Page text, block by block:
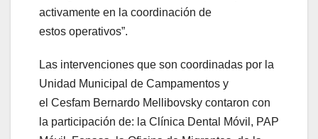
activamente en la coordinación de
estos operativos”.
Las intervenciones que son coordinadas por la
Unidad Municipal de Campamentos y
el Cesfam Bernardo Mellibovsky contaron con
la participación de: la Clínica Dental Móvil, PAP